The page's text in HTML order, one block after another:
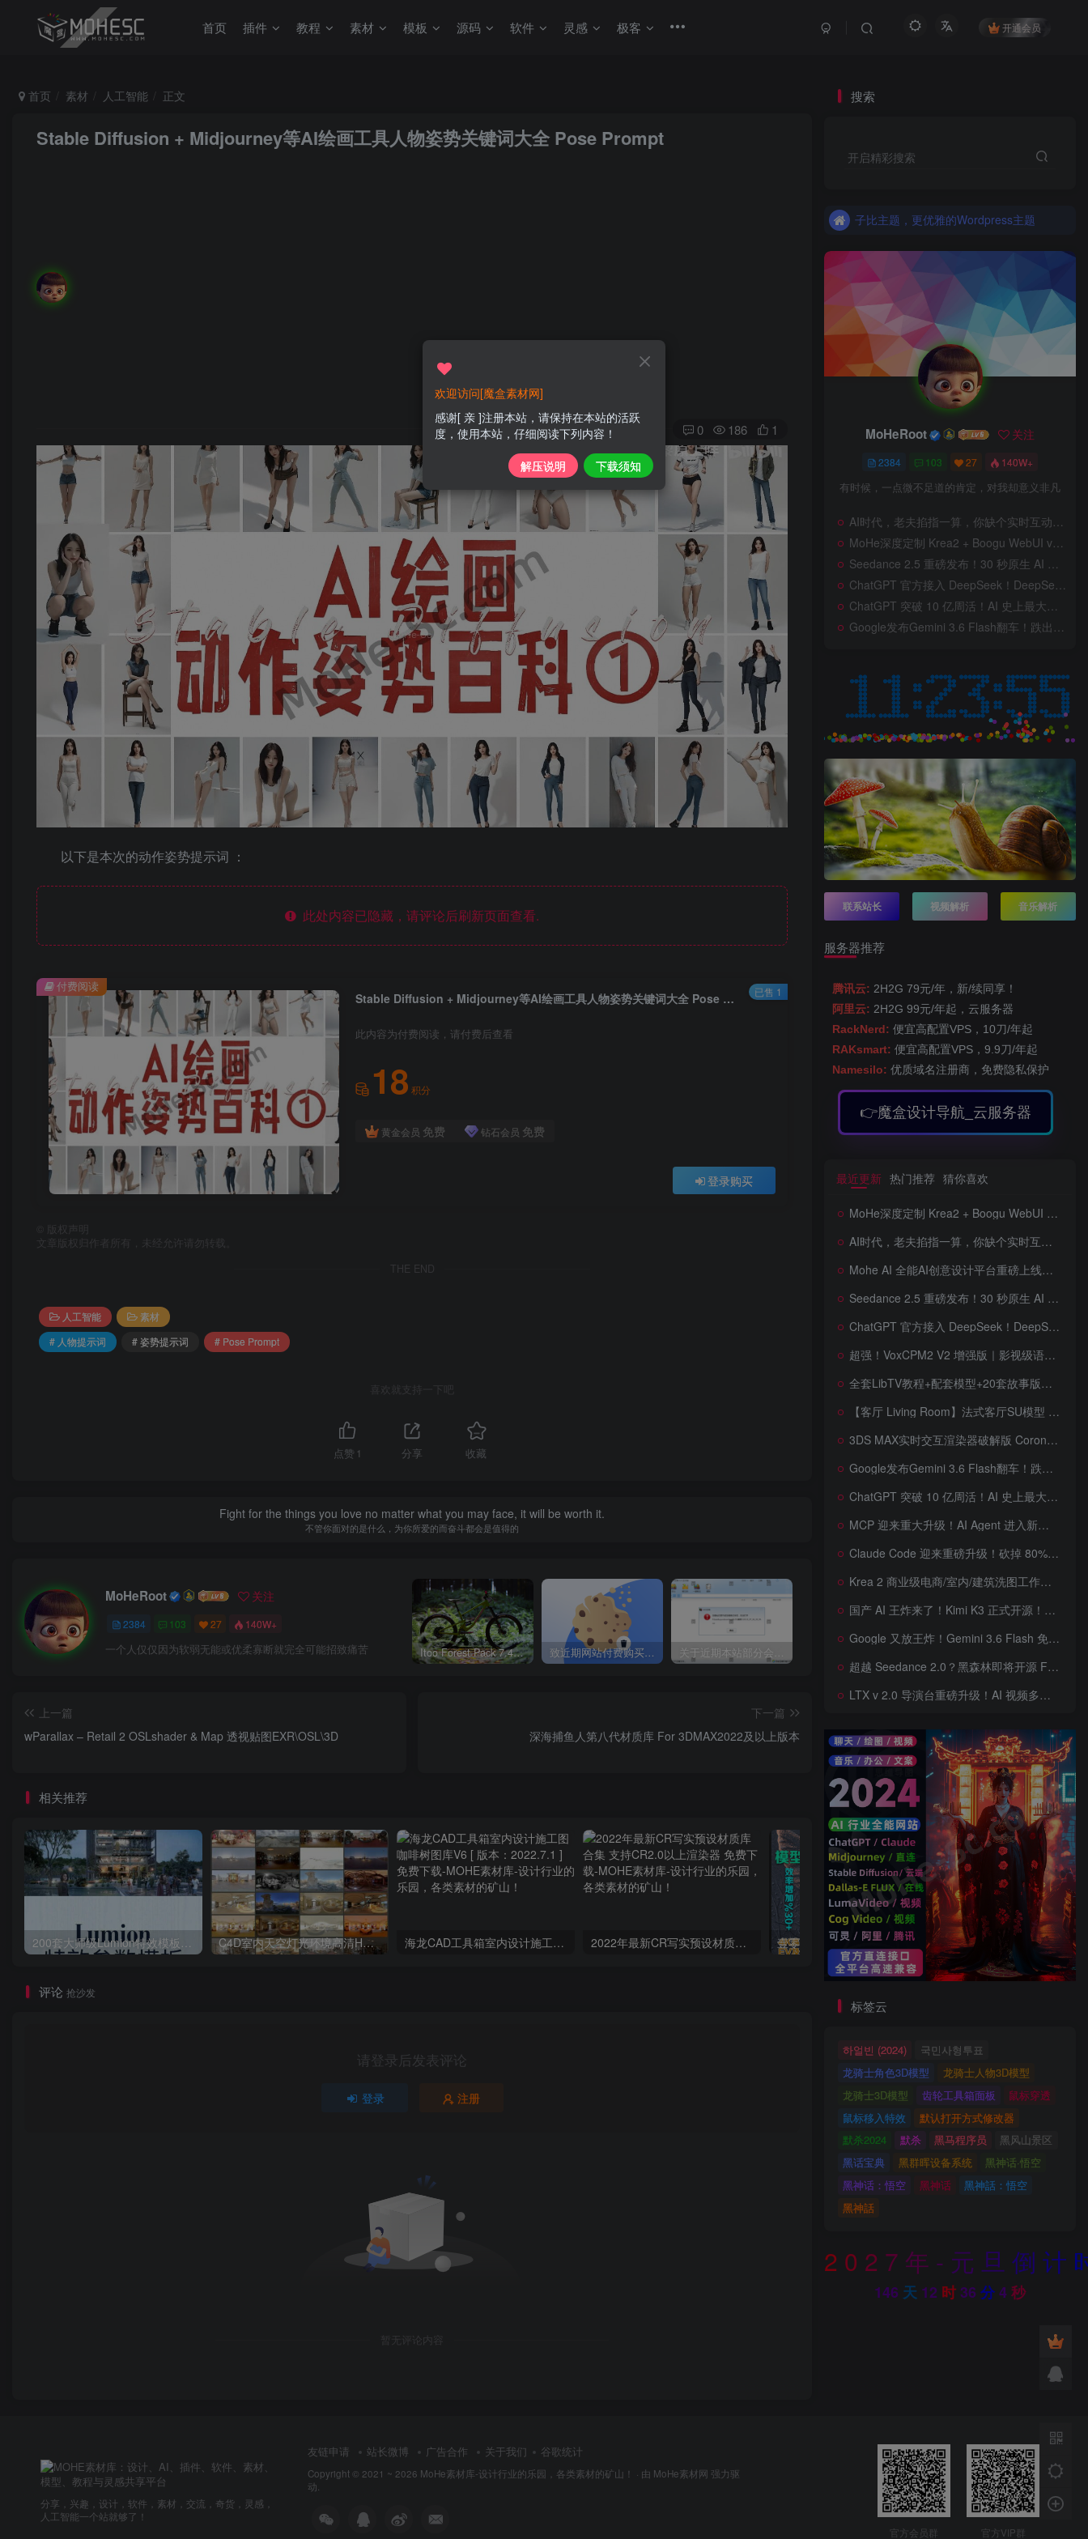
首页 插件 教程 素材 模板 源码 软件 灵感 极客 开通会员
首页 素材 人工智能 正文
Stable Diffusion + Midjourney等AI绘画工具人物姿势关键词大全 Pose Prompt
0 186 1
以下是本次的动作姿势提示词 ：
此处内容已隐藏，请评论后刷新页面查看.
Stable Diffusion + Midjourney等AI绘画工具人物姿势关键词大全 Pose Prompt
此内容为付费阅读，请付费后查看
18 积分
黄金会员 免费 钻石会员 免费
登录购买
付费阅读 已售 1
版权声明
文章版权归作者所有，未经允许请勿转载。
THE END
人工智能
素材
# 人物提示词
# 姿势提示词 # Pose Prompt
喜欢就支持一下吧
点赞 1 分享 收藏
Fight for the things you love no matter what you may face, it will be worth it.
不管你面对的是什么，为你所爱的而奋斗都会是值得的
MoHeRoot 关注
2384 103 27 140W+
一个人仅仅因为软弱无能或优柔寡断就完全可能招致痛苦 Itoo Forest Pack 7.4.20 森林插件 For 3DSMAX 2014 ~ 2023 汉化永久版 致近期网站付费购买资源及会员用户后，网页显示依然没有购买解决方法！ 关于近期本站部分会员反馈解压文件解压到一半失败出错的说明
上一篇
wParallax – Retail 2 OSLshader & Map 透视贴图EXR\OSL\3D
下一篇
深海捕鱼人第八代材质库 For 3DMAX2022及以上版本
相关推荐
200套大师级Lumion特效模板场景源文件渲染参数滤镜案例特效 C4D室内天空灯光环境高清HDR贴图204个预设素材 海龙CAD工具箱室内设计施工图咖啡树图库V6 [ 版本：2022.7.1 ] 免费下载 2022年最新CR写实预设材质库合集 支持CR2.0以上渲染器 免费下载 壹零素材SVIP 3dsky 3dsmax插件高精度素材写实材质灯光模型教程
评论 抢沙发
请登录后发表评论
登录 注册
暂无评论内容
搜索
开启精彩搜索
子比主题，更优雅的Wordpress主题
子比主题，更优雅的Wordpress主题
MoHeRoot 关注
2384 103 27 140W+
有时候，一点微不足道的肯定，对我却意义非凡
AI时代，老夫掐指一算，你缺个实时互动的 AI 赛博女友！无需 API、完全免费、实时语音互动，零延迟打造专属 AI 数字女友，附本地部署教程！
MoHe深度定制 Krea2 + Boogu WebUI v2.0 重磅发布！专为 AI 室内设计师打造，一键切换定制工作流，彻底告别 ComfyUI 复杂节点，一键生图！
Seedance 2.5 重磅发布！30 秒原生 AI 视频、50 个多模态参考、原位编辑全上线，告别抽卡盲盒，AI 视频正式进入导演时代！
ChatGPT 官方接入 DeepSeek！DeepSeek V4 Flash 0731 重磅开源发布！AI 编程能力全面升级，支持识图、支持 Responses API，本地部署全攻略！
ChatGPT 突破 10 亿周活！AI 史上最大用户奇迹背后，OpenAI 正面对一场百亿美元级商业挑战
Google发布Gemini 3.6 Flash翻车！跌出全球智能榜前十！Google 新模型遭遇口碑争议，附个人一些使用体验——变慢/降智/弱智，Gemini现在真的是一团糟，Google版豆包！
联系站长 视频解析 音乐解析
服务器推荐
腾讯云: 2H2G 79元/年，新/续同享！
阿里云: 2H2G 99元/年起，云服务器
RackNerd: 便宜高配置VPS，10刀/年起
RAKsmart: 便宜高配置VPS，9.9刀/年起
Namesilo: 优质域名注册商，免费隐私保护
👉魔盒设计导航_云服务器
最近更新 热门推荐 猜你喜欢
MoHe深度定制 Krea2 + Boogu WebUI v2.0 重磅发布！专为 AI 室内设计师打造，一键切换定制工作流，彻底告别 ComfyUI 复杂节点，一键生图！
AI时代，老夫掐指一算，你缺个实时互动的 AI 赛博女友！无需 API、完全免费、实时语音互动，零延迟打造专属 AI 数字女友，附本地部署教程！
Mohe AI 全能AI创意设计平台重磅上线！一站式AI提示词词库·对话·绘画·画廊·推流AI创意神器与AIGC展示平台系统全面升级！
Seedance 2.5 重磅发布！30 秒原生 AI 视频、50 个多模态参考、原位编辑全上线，告别抽卡盲盒，AI 视频正式进入导演时代！
ChatGPT 官方接入 DeepSeek！DeepSeek V4 Flash 0731 重磅开源发布！AI 编程能力全面升级，支持识图、支持 Responses API，本地部署全攻略！
超强！VoxCPM2 V2 增强版｜影视级语音克隆，音色永久保存，文字转语音+AI声音克隆+方言 + ai语音设计+多人对话 + 字幕全搞定
全套LibTV教程+配套模型+20套故事版参考(含提示词)轻松学会AI短剧制作，全套教程走过路过不要错过想在家里赚钱的就学习起来
【客厅 Living Room】法式客厅SU模型 French-style living room SketchUp model
3DS MAX实时交互渲染器破解版 Corona Render 15 Hotfix 2 For 3ds Max 2018 ~ 2027 Win + 离线材质预设库
Google发布Gemini 3.6 Flash翻车！跌出全球智能榜前十！Google 新模型遭遇口碑争议，附个人一些使用体验——变慢/降智/弱智，Gemini现在真的是一团糟，Google版豆包！
ChatGPT 突破 10 亿周活！AI 史上最大用户奇迹背后，OpenAI 正面对一场百亿美元级商业挑战
MCP 迎来重大升级！AI Agent 进入新纪元，模型上下文协议全面重构，未来 AI 工具生态将被重新定义，AI工具接口进入倒计时开始！
Claude Code 迎来重磅升级！砍掉 80% 系统提示词一键瘦身优化，新增 /doctor 诊断命令，AI 编程效率再次提升
Krea 2 商业级电商/室内/建筑洗图工作流首次公开！三套工作流 + 三档预设 + JSON 反推，RAW、Turbo、Depth、4 倍增强一次学会
国产 AI 王炸来了！Kimi K3 正式开源！免费下载全球最大 2.8 万亿参数模型，国产开源 AI 首次逼近闭源天花板
Google 又放王炸！Gemini 3.6 Flash 免费开放，AI 编程、Agent 能力暴涨，开发者必体验的新一代 AI 模型，性能再次刷新纪录
超越 Seedance 2.0？黑森林即将开源 FLUX 3 Dev！Self-Flow 世界模型首次曝光，20 秒音画同步 AI 视频时代来了！
LTX v 2.0 导演台重磅升级！AI 视频多角色、多场景、多参考控制全面增强生成来了，角色一致性暴涨，终于像电影一样可控，一键打造电影级AI 短片
标签云
하얼빈 (2024)
국민사형투표
龙骑士角色3D模型
龙骑士人物3D模型
龙骑士3D模型
齿轮工具箱面板
鼠标穿透
鼠标移入特效
默认打开方式修改器
默杀2024
默杀 黑马程序员
黑风山景区
黑话宝典
黑群晖设备系统
黑神话·悟空
黑神话：悟空
黑神话
黑神話：悟空
黑神話
2 0 2 7 年 - 元 旦 倒 计
146 天 12 时 36 分3 秒
分享，兴趣，设计，软件，素材，交流，奇货，灵感，
人工智能一个站就够了！
友链申请 站长微博 广告合作 关于我们 谷歌统计
Copyright © 2021 ~ 2026 MoHe素材库-设计行业的乐园，各类素材的矿山！ · 由 MoHe素材网 强力驱
动.
官方会员群 官方VIP群
欢迎访问[魔盒素材网]
感谢[ 亲 ]注册本站，请保持在本站的活跃
度，使用本站，仔细阅读下列内容！
解压说明 下载须知